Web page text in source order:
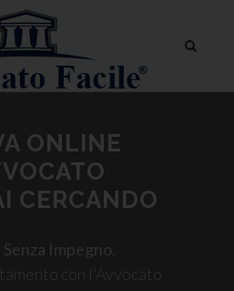
ONLINE
CERCANDO
Impegno.
con l'Avvocato